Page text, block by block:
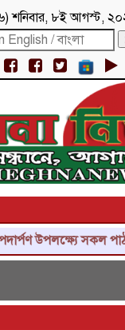
)শনিবার, ৮ই আগস্ট,
সকল পাঠক-